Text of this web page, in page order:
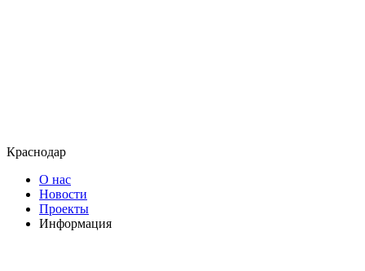
Краснодар
О нас
Новости
Проекты
Информация